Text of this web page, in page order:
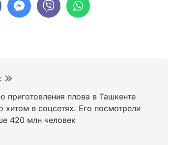
приготовления плова в Ташкенте
хитом в соцсетях. Его посмотрели
420 млн человек